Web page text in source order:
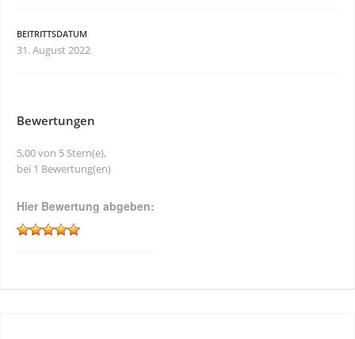
BEITRITTSDATUM
31. August 2022
Bewertungen
5,00 von 5 Stern(e),
bei 1 Bewertung(en)
Hier Bewertung abgeben: